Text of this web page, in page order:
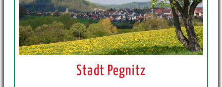
Stadt Pegnitz